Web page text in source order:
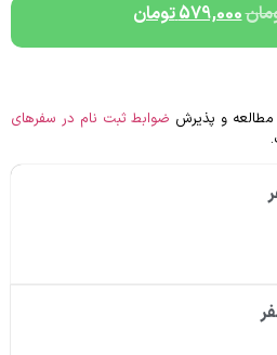
579,000تومان
مطالعه و پذیرش ضوابط ثبت نام در سفرهای